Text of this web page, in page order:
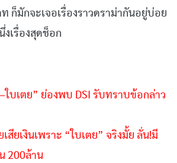
ท ก็มักจะเจอเรื่องราวดราม่ากันอยู่บ่อย
งเรื่องสุดช็อก
ใบเตย” ย่องพบ DSI รับทราบข้อกล่าว
เสียเงินเพราะ “ ใบเตย” จริงมั้ย ลั่น!มี
200ล้าน